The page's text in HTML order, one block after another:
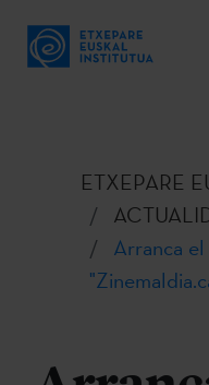
ETXEPARE
Arranca